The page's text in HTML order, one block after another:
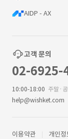
AIDP - AX
고객 문의
02-6925-
10:00-18:00 주말·
help@wishket.com
이용약관 개인